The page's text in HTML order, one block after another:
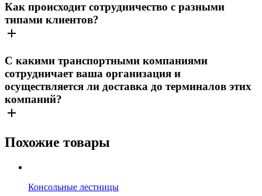
Как происходит сотрудничество с разными
типами клиентов?
С какими транспортными компаниями
сотрудничает ваша организация и
осуществляется ли доставка до терминалов этих
компаний?
Похожие товары
Консольные лестницы